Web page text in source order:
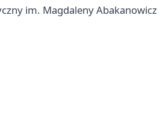
im. Magdaleny Abakanowicz